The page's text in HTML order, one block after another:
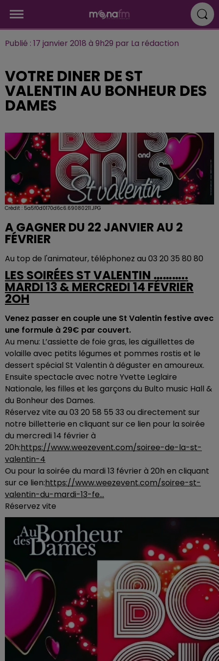
Publié : 17 janvier 2018 à 9h29 par La rédaction
VOTRE DINER DE ST
VALENTIN AU BONHEUR DES
DAMES
Crédit : 5a5f0d0170d6c6.69080211.JPG
A GAGNER DU 22 JANVIER AU 2
FÉVRIER
Au top de l'animateur, téléphonez au 03 20 35 80 80
LES SOIRÉES ST VALENTIN ………..
MARDI 13 & MERCREDI 14 FÉVRIER
2OH
Venez passer en couple une St Valentin festive avec
une formule à 29€ par couvert.
Au menu: L’assiette de foie gras, les aiguillettes de
volaille avec petits légumes et pommes rostis et le
dessert spécial St Valentin à déguster en amoureux.
Ensuite spectacle avec notre Yvette Leglaire
Nationale, les filles et les garçons du Bulto music Hall &
du Bonheur des Dames.
Réservez vite au 03 20 58 55 33 ou directement sur
notre billetterie en cliquant sur ce lien pour la soirée
du mercredi 14 février à
20h:https://www.weezevent.com/soiree-de-la-st-
valentin-4
Ou pour la soirée du mardi 13 février à 20h en cliquant
sur ce lien:https://www.weezevent.com/soiree-st-
valentin-du-mardi-13-fe…
Réservez vite